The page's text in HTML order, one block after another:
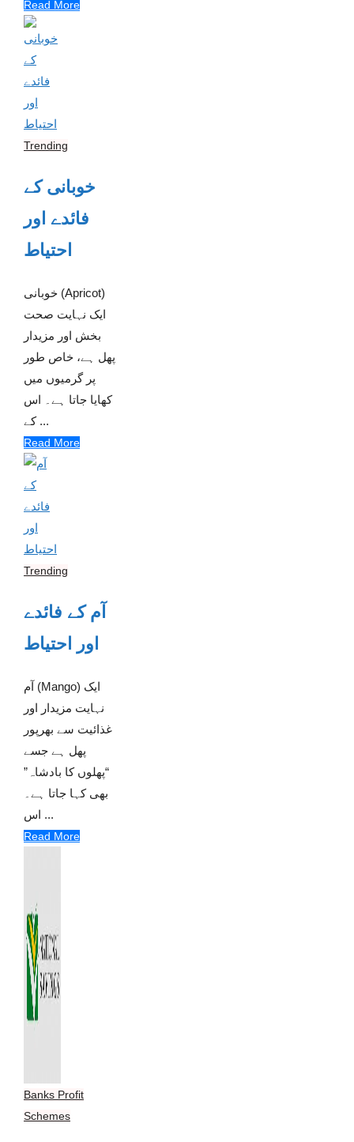
Read More
Trending
خوبانی کے
فائدے اور
احتیاط
خوبانی (Apricot)
ایک نہایت صحت
بخش اور مزیدار
پھل ہے، خاص طور
پر گرمیوں میں
کھایا جاتا ہے۔ اس
کے ...
Read More
Trending
آم کے فائدے
اور احتیاط
آم (Mango) ایک
نہایت مزیدار اور
غذائیت سے بھرپور
پھل ہے جسے
“پھلوں کا بادشاہ”
بھی کہا جاتا ہے۔
اس ...
Read More
Banks Profit
Schemes